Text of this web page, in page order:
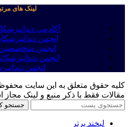
لینک های
آکادمی
انجمن
انجمن متخصصین
انجمن
انجمن
کلیه حقوق متعلق به این سایت محفوظ
مقالات فقط با ذکر منبع و لینک
جستجو
لبخند برتر